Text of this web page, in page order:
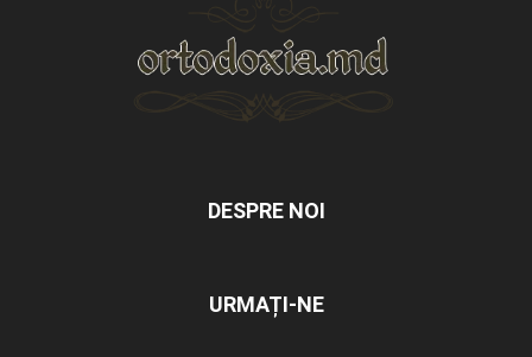
DESPRE NOI
URMAȚI-NE